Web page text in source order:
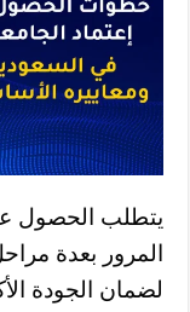
يتطلب الحصول
المرور بعدة
لضمان الجودة